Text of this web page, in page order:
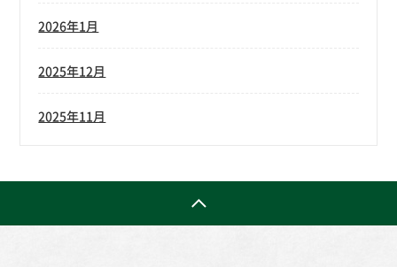
2026年1月
2025年12月
2025年11月